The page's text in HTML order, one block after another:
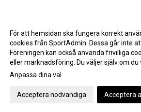
Gå till Webbversion
För att hemsidan ska fungera korrekt
cookies från SportAdmin. Dessa går inte
Föreningen kan också använda frivilliga
eller marknadsföring. Du väljer själv om du
Anpassa dina val
Acceptera nödvändiga Acceptera